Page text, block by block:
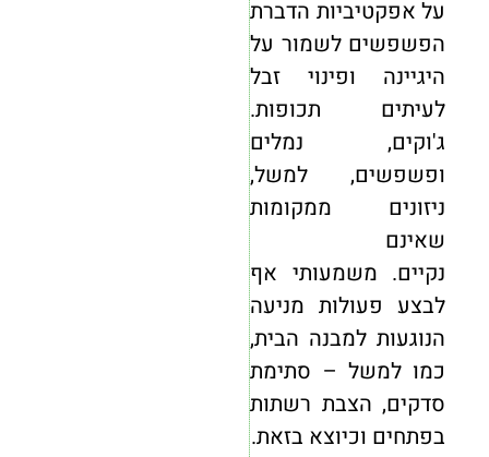
על אפקטיביות הדברת
הפשפשים לשמור על
היגיינה ופינוי זבל
לעיתים תכופות.
ג'וקים, נמלים
ופשפשים, למשל,
ניזונים ממקומות
שאינם
נקיים. משמעותי אף
לבצע פעולות מניעה
הנוגעות למבנה הבית,
כמו למשל – סתימת
סדקים, הצבת רשתות
בפתחים וכיוצא בזאת.